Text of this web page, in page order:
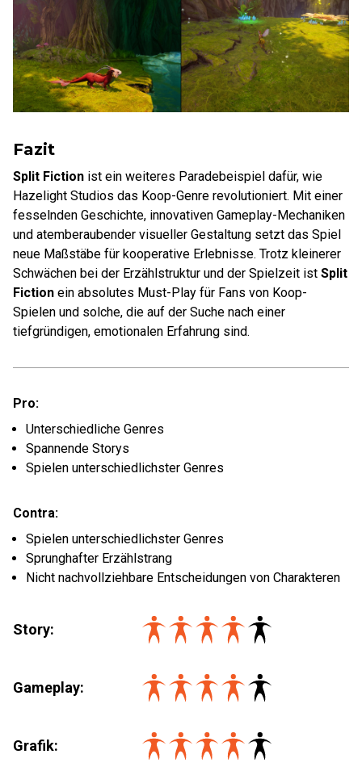
Fazit
Split Fiction ist ein weiteres Paradebeispiel dafür, wie
Hazelight Studios das Koop-Genre revolutioniert. Mit einer
fesselnden Geschichte, innovativen Gameplay-Mechaniken
und atemberaubender visueller Gestaltung setzt das Spiel
neue Maßstäbe für kooperative Erlebnisse. Trotz kleinerer
Schwächen bei der Erzählstruktur und der Spielzeit ist Split
Fiction ein absolutes Must-Play für Fans von Koop-
Spielen und solche, die auf der Suche nach einer
tiefgründigen, emotionalen Erfahrung sind.
Pro:
Unterschiedliche Genres
Spannende Storys
Spielen unterschiedlichster Genres
Contra:
Spielen unterschiedlichster Genres
Sprunghafter Erzählstrang
Nicht nachvollziehbare Entscheidungen von Charakteren
Story:
Gameplay:
Grafik: